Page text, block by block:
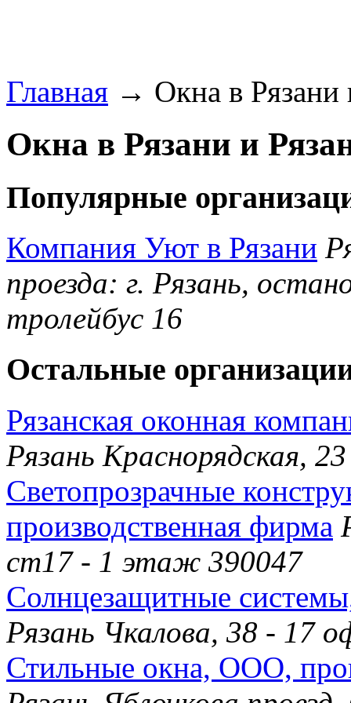
Главная → Окна в Рязани
Окна в Рязани и
Популярные
Компания Уют в Рязани
проезда: г. Рязань,
тролейбус 16
Остальные
Рязанская оконная
Рязань Краснорядская,
Светопрозрачные
производственная фирма
ст17 - 1 этаж 390047
Солнцезащитные
Рязань Чкалова, 38 - 17
Стильные окна, ООО,